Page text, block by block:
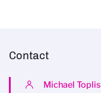
Contact
Michael Toplis